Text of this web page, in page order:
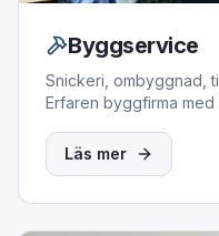
Byggservice
Snickeri, ombyggnad,
Erfaren byggfirma
Läs mer